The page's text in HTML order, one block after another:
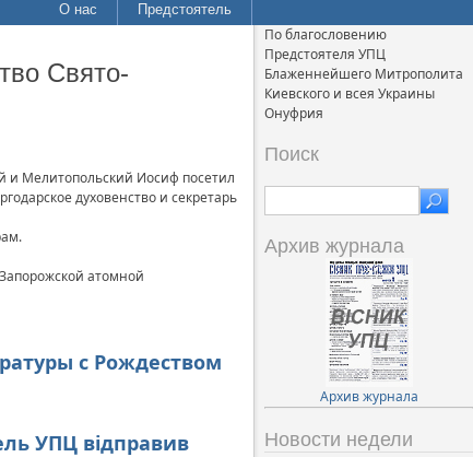
О нас Предстоятель
Свято-
и Мелитопольский Иосиф посетил
духовенство и секретарь
атомной
с Рождеством
УПЦ відправив
По благословению
Предстоятеля УПЦ
Блаженнейшего Митрополита
Киевского и всея Украины
Онуфрия
Поиск
Архив журнала
Архив журнала
Новости недели